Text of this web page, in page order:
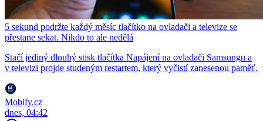
5 sekund podržte každý měsíc tlačítko na ovladači a televize se
přestane sekat. Nikdo to ale nedělá
Stačí jediný dlouhý stisk tlačítka Napájení na ovladači Samsungu a
v televizi projde studeným restartem, který vyčistí zanesenou paměť.
Mobify.cz
dnes, 04:42